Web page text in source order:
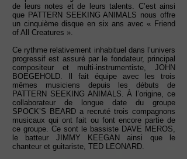
de leurs notes et de leurs talents. C’est ainsi
que PATTERN SEEKING ANIMALS nous offre
un cinquième disque en six ans avec « Friend
of All Creatures ».
Ce rythme relativement inhabituel dans l’univers
progressif est assuré par le fondateur, principal
compositeur et multi-instrumentiste, JOHN
BOEGEHOLD. Il fait équipe avec les trois
mêmes musiciens depuis les débuts de
PATTERN SEEKING ANIMALS. À l’origine, ce
collaborateur de longue date du groupe
SPOCK’S BEARD a recruté trois compagnons
musicaux qui ont fait ou font encore partie de
ce groupe. Ce sont le bassiste DAVE MEROS,
le batteur JIMMY KEEGAN ainsi que le
chanteur et guitariste, TED LEONARD.